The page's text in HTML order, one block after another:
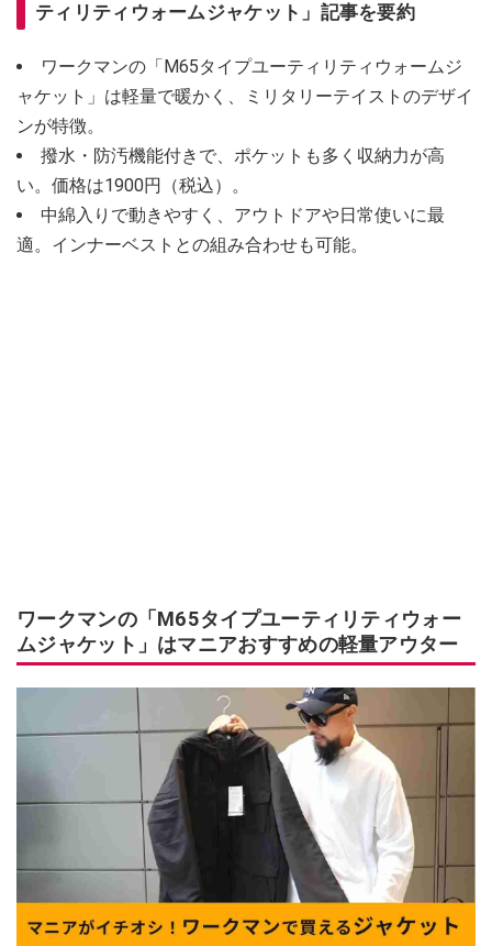
ティリティウォームジャケット」記事を要約
ワークマンの「M65タイプユーティリティウォームジ
ャケット」は軽量で暖かく、ミリタリーテイストのデザイ
ンが特徴。
撥水・防汚機能付きで、ポケットも多く収納力が高
い。価格は1900円（税込）。
中綿入りで動きやすく、アウトドアや日常使いに最
適。インナーベストとの組み合わせも可能。
ワークマンの「M65タイプユーティリティウォー
ムジャケット」はマニアおすすめの軽量アウター